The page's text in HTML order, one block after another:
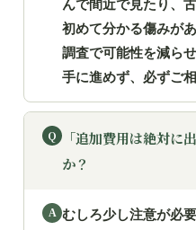
んで間近で見たり、
初めて分かる傷みが
調査で可能性を減ら
手に進めず、必ずご相
「追加費用は絶対に
か？
むしろ少し注意が必